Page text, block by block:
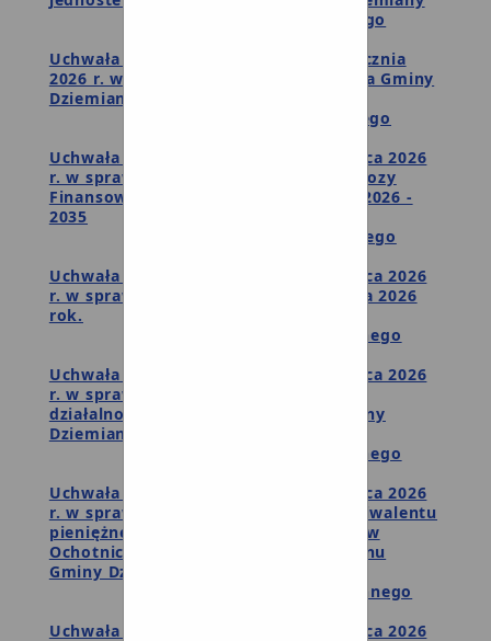
Wyniki głosowania imiennego
Uchwała Nr XXIV/137/26 z dnia 28 stycznia
2026 r. w sprawie powołania skarbnika Gminy
Dziemiany
Wyniki głosowania imiennego
Uchwała Nr XXV/138/26 z dnia 25 marca 2026
r. w sprawie zmian Wieloletniej Prognozy
Finansowej Gminy Dziemiany na lata 2026 -
2035
Wyniki głosowania imiennego
Uchwała Nr XXV/139/26 z dnia 25 marca 2026
r. w sprawie zmiany budżetu gminy na 2026
rok.
Wyniki głosowania imiennego
Uchwała Nr XXV/140/26 z dnia 25 marca 2026
r. w sprawie przyjęcia sprawozdań z
działalności Komisji Stałych Rady Gminy
Dziemiany za 2025 rok
Wyniki głosowania imiennego
Uchwała Nr XXV/141/26 z dnia 25 marca 2026
r. w sprawie ustalenia wysokości ekwiwalentu
pieniężnego dla strażaków ratowników
Ochotniczych Straży Pożarnych z terenu
Gminy Dziemiany
Wyniki głosowania imiennego
Uchwała Nr XXV/142/26 z dnia 25 marca 2026